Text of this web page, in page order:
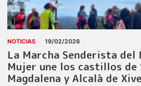
NOTICIAS 19/02/2026
La Marcha Senderista del
Mujer une los castillos de
Magdalena y Alcalà de